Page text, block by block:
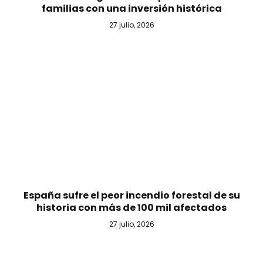
familias con una inversión histórica
27 julio, 2026
España sufre el peor incendio forestal de su
historia con más de 100 mil afectados
27 julio, 2026